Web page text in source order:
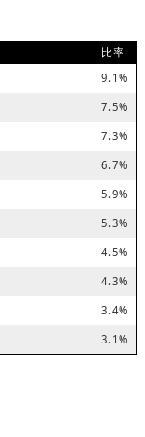
比率
9.1%
7.5%
7.3%
6.7%
5.9%
5.3%
4.5%
4.3%
3.4%
3.1%